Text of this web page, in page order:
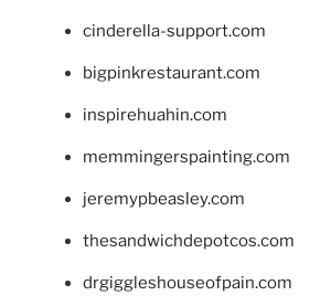
cinderella-support.com
bigpinkrestaurant.com
inspirehuahin.com
memmingerspainting.com
jeremypbeasley.com
thesandwichdepotcos.com
drgiggleshouseofpain.com